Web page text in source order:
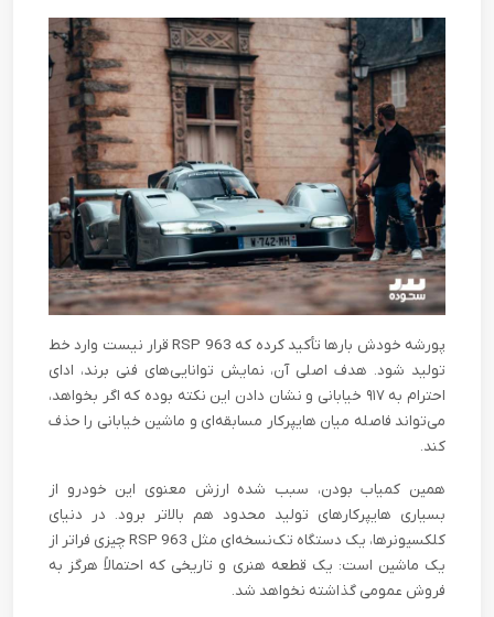
پورشه خودش بارها تأکید کرده که 963 RSP قرار نیست وارد خط
تولید شود. هدف اصلی آن، نمایش توانایی‌های فنی برند، ادای
احترام به ۹۱۷ خیابانی و نشان دادن این نکته بوده که اگر بخواهد،
می‌تواند فاصله میان هایپرکار مسابقه‌ای و ماشین خیابانی را حذف
کند.
همین کمیاب بودن، سبب شده ارزش معنوی این خودرو از
بسیاری هایپرکارهای تولید محدود هم بالاتر برود. در دنیای
کلکسیونرها، یک دستگاه تک‌نسخه‌ای مثل 963 RSP چیزی فراتر از
یک ماشین است: یک قطعه هنری و تاریخی که احتمالاً هرگز به
فروش عمومی گذاشته نخواهد شد.